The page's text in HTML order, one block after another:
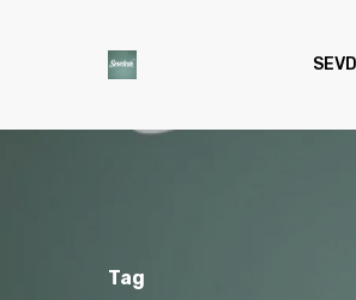
content
Tag